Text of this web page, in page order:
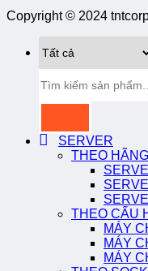
Copyright © 2024
kiếm:
SERVER
THEO HÃNG
THEO CẤU
MÁY
MÁY
MÁY